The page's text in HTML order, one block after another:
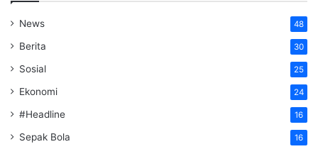
News 48
Berita 30
Sosial 25
Ekonomi 24
#Headline 16
Sepak Bola 16